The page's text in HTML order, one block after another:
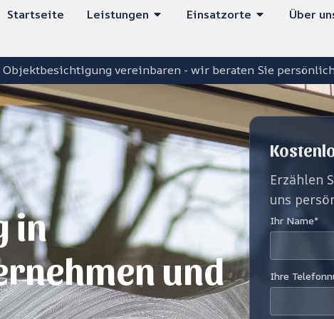
Startseite Leistungen ÖFFNE LEISTUNGEN
Einsatzorte ÖFFNEÜber
in
und
Erzählen
uns
Ihr Name*
Ihre
Objektbesichtigung vereinbaren - wir beraten Sie